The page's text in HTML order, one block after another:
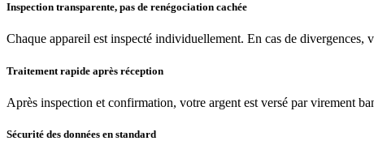
Inspection transparente, pas de renégociation cachée
Chaque appareil est inspecté individuellement. En cas de divergences,
Traitement rapide après réception
Après inspection et confirmation, votre argent est versé par virement
Sécurité des données en standard